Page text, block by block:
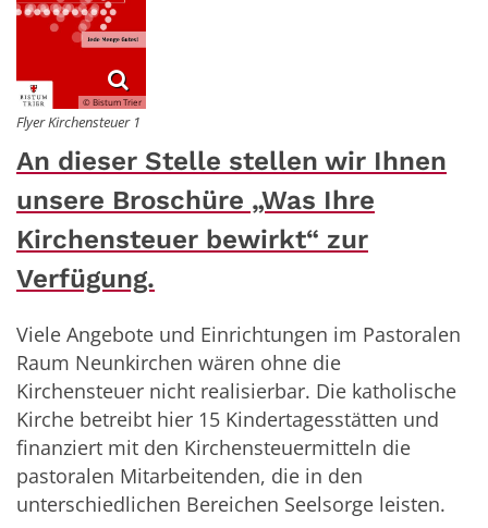
© Bistum Trier
Flyer Kirchensteuer 1
An dieser Stelle stellen wir Ihnen
unsere Broschüre „Was Ihre
Kirchensteuer bewirkt“ zur
Verfügung.
Viele Angebote und Einrichtungen im Pastoralen
Raum Neunkirchen wären ohne die
Kirchensteuer nicht realisierbar. Die katholische
Kirche betreibt hier 15 Kindertagesstätten und
finanziert mit den Kirchensteuermitteln die
pastoralen Mitarbeitenden, die in den
unterschiedlichen Bereichen Seelsorge leisten.